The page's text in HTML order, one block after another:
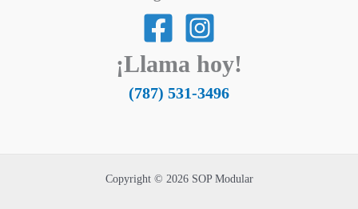
¡Llama hoy!
(787) 531-3496
Copyright © 2026 SOP Modular